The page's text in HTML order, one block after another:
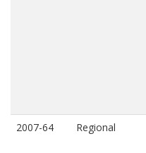
2007-64 Regional